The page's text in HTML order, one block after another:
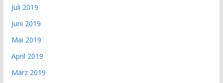
Juli 2019
Juni 2019
Mai 2019
April 2019
März 2019